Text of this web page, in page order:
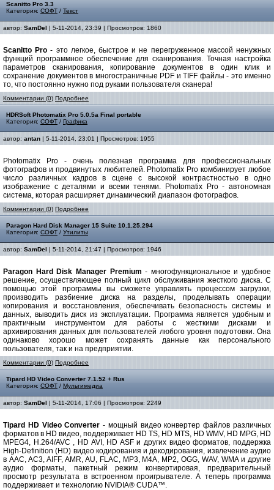
Scanitto Pro 3.3
Категория: СОФТ / Текст
автор: SamDel | 5-11-2014, 23:39 | Просмотров: 1860
Scanitto Pro - это легкое, быстрое и не перегруженное массой ненужных
функций программное обеспечение для сканирования. Точная настройка
параметров сканирования, копирование документов в один клик и
сохранение документов в многостраничные PDF и TIFF файлы - это именно
то, что постоянно нужно под руками пользователя сканера!
Комментарии (0) Подробнее
HDRSoft Photomatix Pro 5.0.5a Final portable
Категория: СОФТ / Графика
автор: antan | 5-11-2014, 23:01 | Просмотров: 1955
Photomatix Pro - очень полезная программа для профессиональных
фотографов и продвинутых любителей. Photomatix Pro комбинирует любое
число различных кадров в сцене с высокой контрастностью в одно
изображение с деталями и всеми тенями. Photomatix Pro - автономная
система, которая расширяет динамический диапазон фотографов.
Комментарии (0) Подробнее
Paragon Hard Disk Manager 15 Suite 10.1.25.294
Категория: СОФТ / Утилиты
автор: SamDel | 5-11-2014, 21:47 | Просмотров: 1946
Paragon Hard Disk Manager Premium - многофункциональное и удобное
решение, осуществляющее полный цикл обслуживания жесткого диска. С
помощью этой программы вы сможете управлять процессом загрузки,
производить разбиение диска на разделы, проделывать операции
копирования и восстановления, обеспечивать безопасность системы и
данных, выводить диск из эксплуатации. Программа является удобным и
практичным инструментом для работы с жесткими дисками и
архивирования данных для пользователей любого уровня подготовки. Она
одинаково хорошо может сохранять данные как персонального
пользователя, так и на предприятии.
Комментарии (0) Подробнее
Tipard HD Video Converter 7.1.52 + Rus
Категория: СОФТ / Мультимедиа
автор: SamDel | 5-11-2014, 17:06 | Просмотров: 2249
Tipard HD Video Converter - мощный видео конвертер файлов различных
форматов в HD видео, поддерживает HD TS, HD MTS, HD WMV, HD MPG, HD
MPEG4, H.264/AVC , HD AVI, HD ASF и других видео форматов, поддержка
High-Definition (HD) видео кодирования и декодирования, извлечение аудио
в AAC, AC3, AIFF, AMR, AU, FLAC, MP3, M4A, MP2, OGG, WAV, WMA и другие
аудио форматы, пакетный режим конвертировая, предварительный
просмотр результата в встроенном проигрывателе. А теперь программа
поддерживает и технологию NVIDIA® CUDA™.